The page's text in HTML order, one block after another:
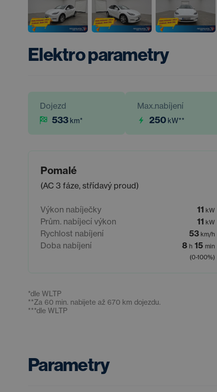
Elektro parametry
Dojezd
533 km*
Max.nabíjení
250 kW**
Pomalé
(AC 3 fáze, střídavý proud)
Výkon nabíječky 11 kW
Prům. nabíjecí výkon 11 kW
Rychlost nabíjení 53 km/h
Doba nabíjení 8 h 15 min
(0-100%)
*dle WLTP
**Za 60 min. nabijete až 670 km dojezdu.
***dle WLTP
Parametry